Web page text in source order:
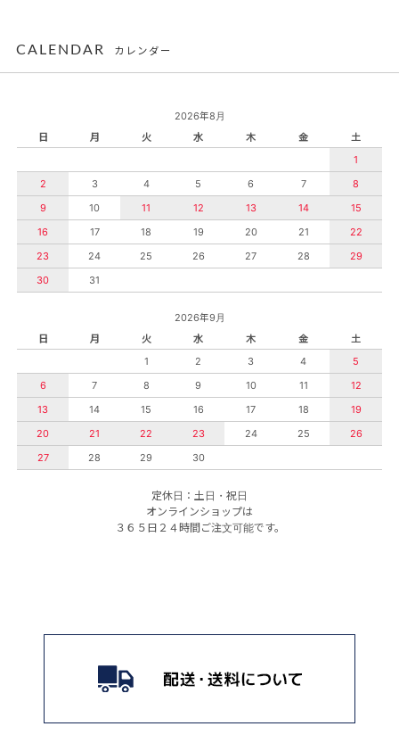
CALENDAR カレンダー
2026年8月
日
月 火 水 木 金
土
1
2
3 4 5 6 7
8
9
10 11 12 13 14
15
16
17 18 19 20 21
22
23
24 25 26 27 28
29
30
31
2026年9月
日
月 火 水 木 金
土
1
2 3 4
5
6
7 8 9 10 11
12
13
14 15 16 17 18
19
20
21 22 23 24 25
26
27
28 29 30
定休日：土日・祝日
オンラインショップは
３６５日２４時間ご注文可能です。